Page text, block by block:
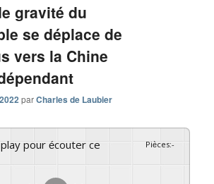
gravité du
se déplace de
vers la Chine
parCharles de Laubier
Pièces:-